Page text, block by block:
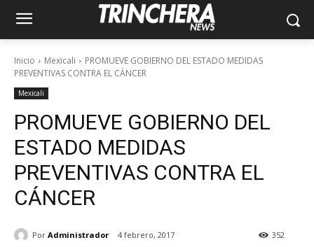
Inicio Mexicali
PROMUEVE GOBIERNO DEL ESTADO MEDIDAS
PREVENTIVAS CONTRA EL CÁNCER
Mexicali
PROMUEVE GOBIERNO DEL
ESTADO MEDIDAS
PREVENTIVAS CONTRA EL
CÁNCER
Por Administrador 4 febrero, 2017 352